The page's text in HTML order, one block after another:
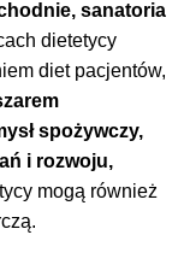
sanatoria
dietetycy
diet pacjentów,
spożywczy,
i rozwoju,
mogą również